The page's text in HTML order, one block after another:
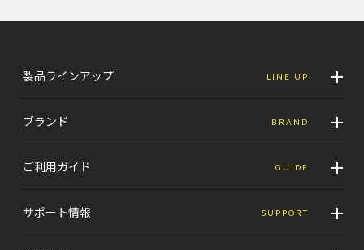
製品ラインアップ LINE UP
ブランド BRAND
ご利用ガイド GUIDE
サポート情報 SUPPORT